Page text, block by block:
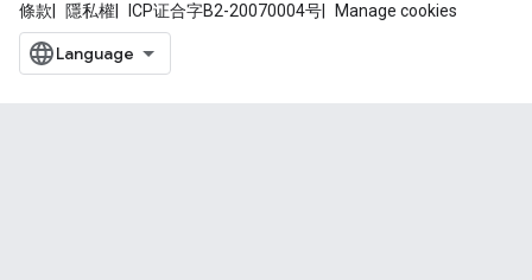
條款 隱私權 ICP证合字B2-20070004号 Manage cookies